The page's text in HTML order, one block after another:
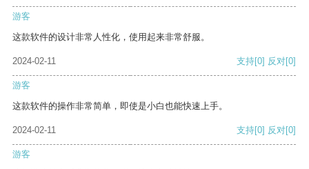
游客
这款软件的设计非常人性化，使用起来非常舒服。
2024-02-11 支持[0] 反对[0]
游客
这款软件的操作非常简单，即使是小白也能快速上手。
2024-02-11 支持[0] 反对[0]
游客